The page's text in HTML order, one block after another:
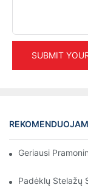
SUBMIT
Geriausi
Padėklų Stelažų